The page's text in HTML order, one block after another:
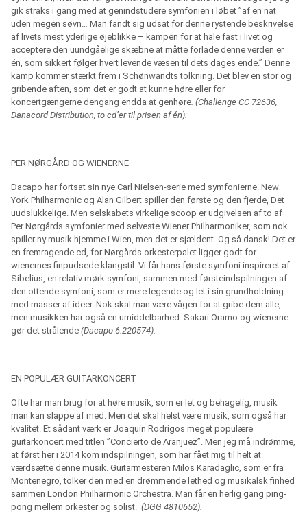
gik straks i gang med at genindstudere symfonien i løbet ”af en nat
uden megen søvn… Man fandt sig udsat for denne rystende beskrivelse
af livets mest yderlige øjeblikke – kampen for at hale fast i livet og
acceptere den uundgåelige skæbne at måtte forlade denne verden er
én, som sikkert følger hvert levende væsen til dets dages ende.” Denne
kamp kommer stærkt frem i Schønwandts tolkning. Det blev en stor og
gribende aften, som det er godt at kunne høre eller for
koncertgængerne dengang endda at genhøre . (Challenge CC 72636,
Danacord Distribution, to cd’er til prisen af én).
PER NØRGÅRD OG WIENERNE
Dacapo har fortsat sin nye Carl Nielsen-serie med symfonierne. New
York Philharmonic og Alan Gilbert spiller den første og den fjerde, Det
uudslukkelige. Men selskabets virkelige scoop er udgivelsen af to af
Per Nørgårds symfonier med selveste Wiener Philharmoniker, som nok
spiller ny musik hjemme i Wien, men det er sjældent. Og så dansk! Det er
en fremragende cd, for Nørgårds orkesterpalet ligger godt for
wienernes finpudsede klangstil. Vi får hans første symfoni inspireret af
Sibelius, en relativ mørk symfoni, sammen med førsteindspilningen af
den ottende symfoni, som er mere legende og let i sin grundholdning
med masser af ideer. Nok skal man være vågen for at gribe dem alle,
men musikken har også en umiddelbarhed. Sakari Oramo og wienerne
gør det strålende (Dacapo 6.220574).
EN POPULÆR GUITARKONCERT
Ofte har man brug for at høre musik, som er let og behagelig, musik
man kan slappe af med. Men det skal helst være musik, som også har
kvalitet. Et sådant værk er Joaquin Rodrigos meget populære
guitarkoncert med titlen ”Concierto de Aranjuez”. Men jeg må indrømme,
at først her i 2014 kom indspilningen, som har fået mig til helt at
værdsætte denne musik. Guitarmesteren Milos Karadaglic, som er fra
Montenegro, tolker den med en drømmende lethed og musikalsk finhed
sammen London Philharmonic Orchestra. Man får en herlig gang ping-
pong mellem orkester og solist. (DGG 4810652).